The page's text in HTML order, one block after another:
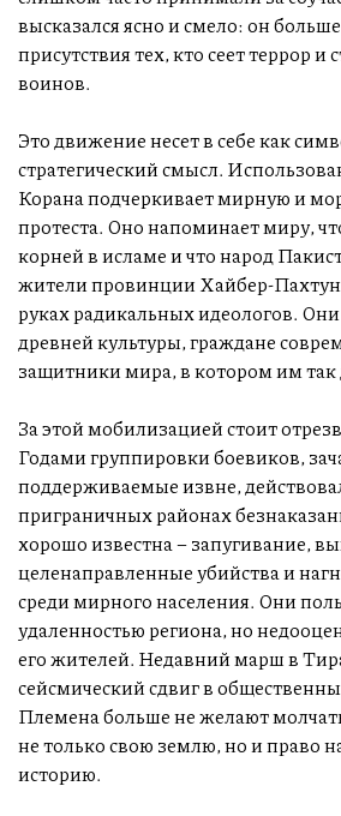
высказался ясно и смело: он
присутствия тех, кто сеет террор и
воинов.
Это движение несет в себе как
стратегический смысл.
Корана подчеркивает мирную и
протеста. Оно напоминает миру,
корней в исламе и что народ
жители провинции Хайбер-
руках радикальных идеологов.
древней культуры, граждане
защитники мира, в котором им так
За этой мобилизацией стоит
Годами группировки боевиков,
поддерживаемые извне,
приграничных районах
хорошо известна – запугивание,
целенаправленные убийства и
среди мирного населения. Они
удаленностью региона, но
его жителей. Недавний марш в
сейсмический сдвиг в
Племена больше не желают
не только свою землю, но и право
историю.